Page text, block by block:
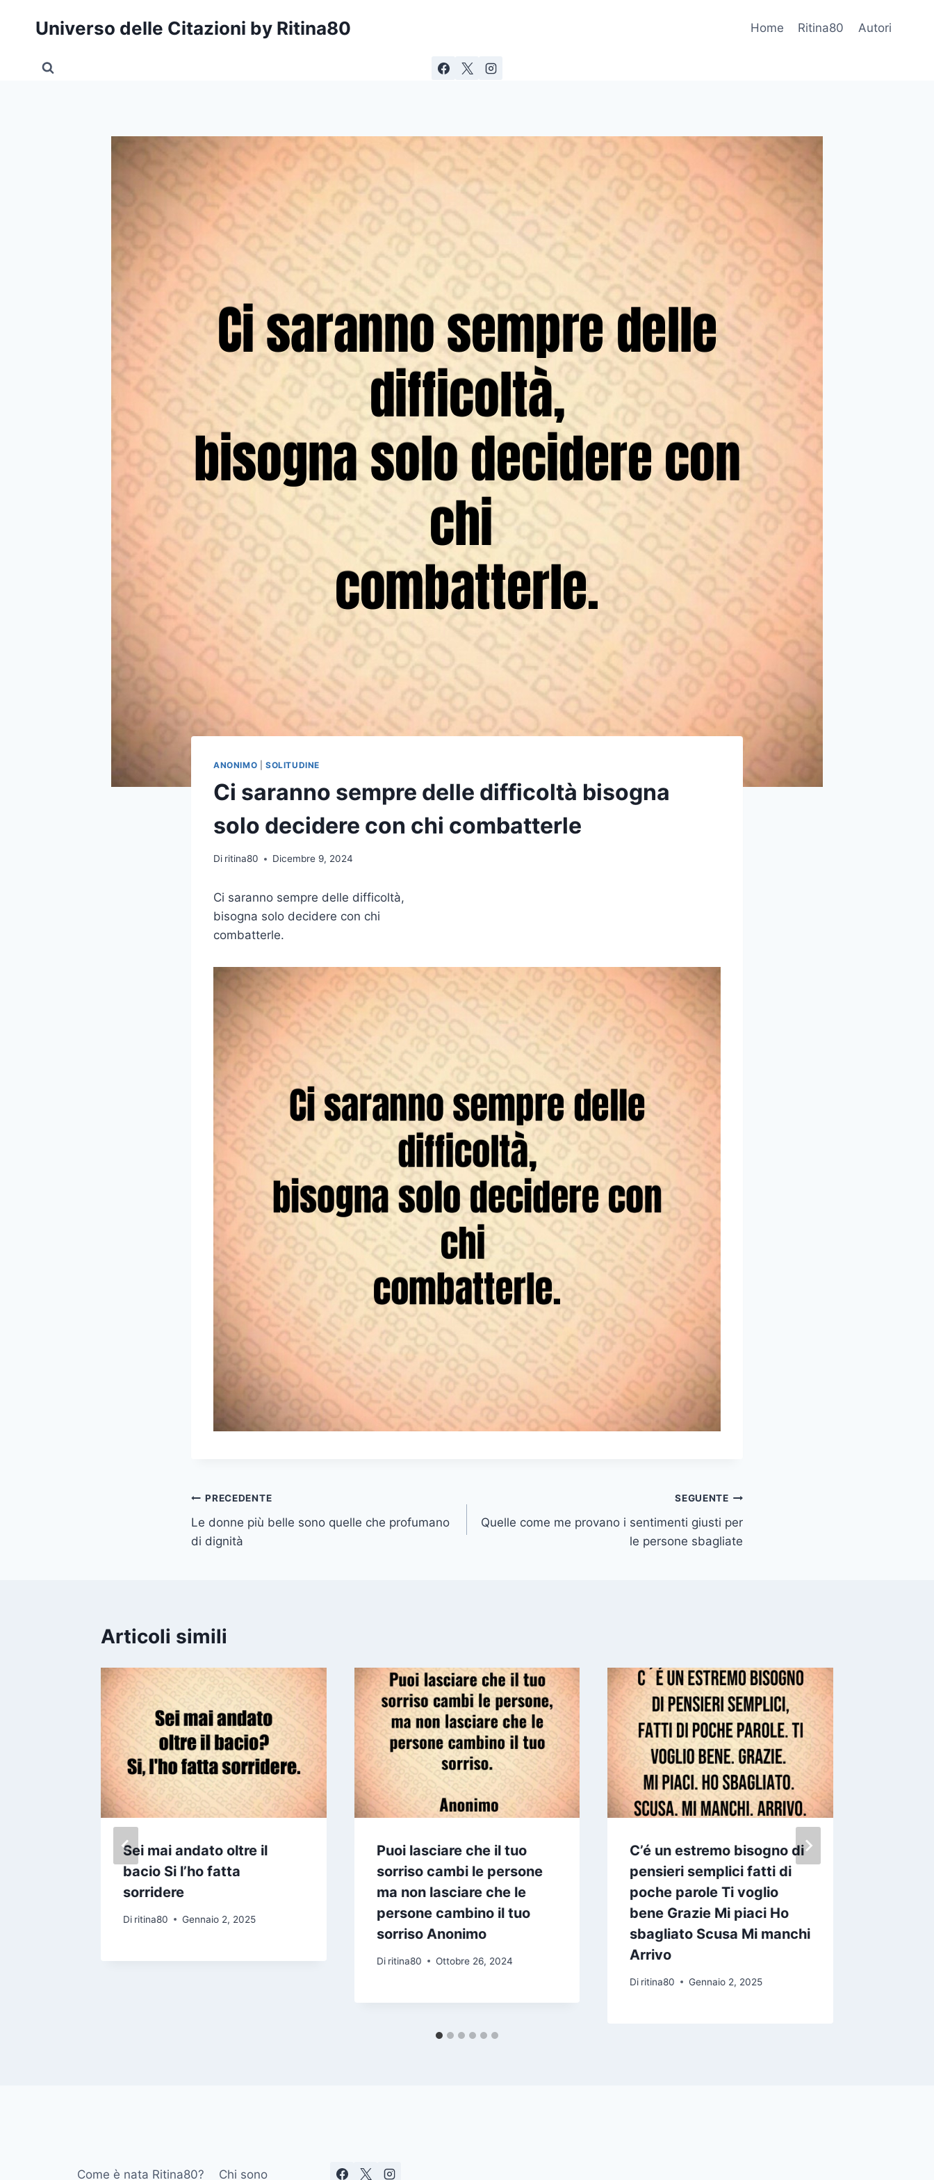
Universo delle Citazioni by Ritina80 Home Ritina80 Autori
ANONIMO SOLITUDINE
Ci saranno sempre delle difficoltà bisogna
solo decidere con chi combatterle
Di ritina80 Dicembre 9, 2024
Ci saranno sempre delle difficoltà,
bisogna solo decidere con chi
combatterle.
Navigazione
articoli
PRECEDENTE
Le donne più belle sono quelle che profumano
di dignità
SEGUENTE
Quelle come me provano i sentimenti giusti per
le persone sbagliate
Articoli simili
Sei mai andato oltre il
bacio Si l’ho fatta
sorridere
Di ritina80 Gennaio 2, 2025
Puoi lasciare che il tuo
sorriso cambi le persone
ma non lasciare che le
persone cambino il tuo
sorriso Anonimo
Di ritina80 Ottobre 26, 2024
C’é un estremo bisogno di
pensieri semplici fatti di
poche parole Ti voglio
bene Grazie Mi piaci Ho
sbagliato Scusa Mi manchi
Arrivo
Di ritina80 Gennaio 2, 2025
Come è nata Ritina80? Chi sono